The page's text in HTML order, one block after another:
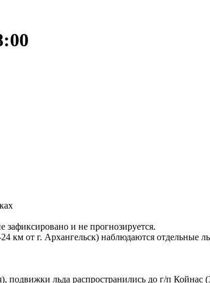
и не прогнозируется.
от г. Архангельск) наблюдаются отдельные
подвижки льда распространились до г/п